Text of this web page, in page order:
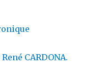
CARDONA.